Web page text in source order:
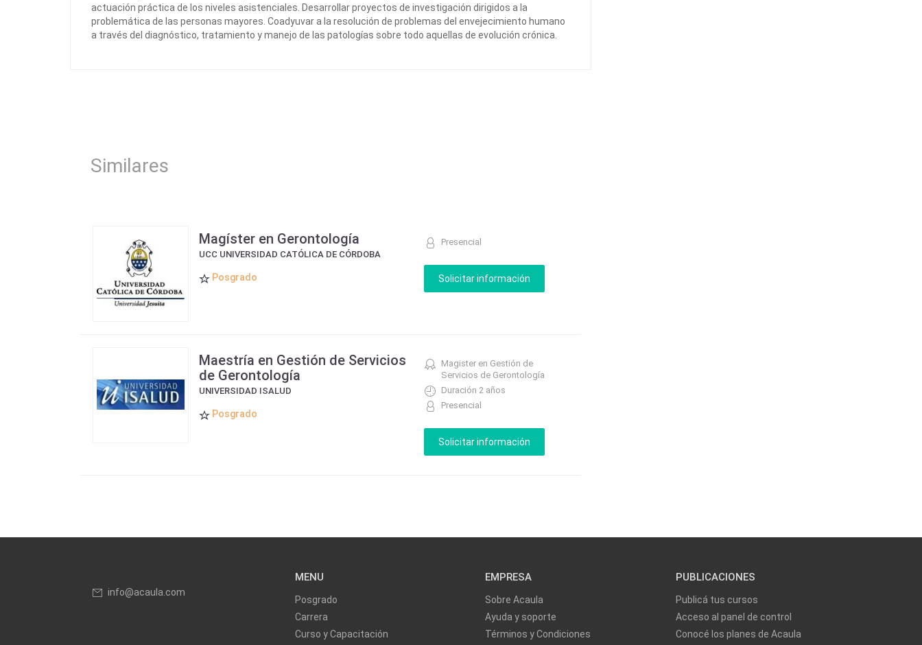
actuación práctica de los niveles asistenciales. Desarrollar proyectos de investigación dirigidos a la
problemática de las personas mayores. Coadyuvar a la resolución de problemas del envejecimiento humano
a través del diagnóstico, tratamiento y manejo de las patologías sobre todo aquellas de evolución crónica.
Similares
Magíster en Gerontología
UCC UNIVERSIDAD CATÓLICA DE CÓRDOBA
Posgrado
Presencial
Maestría en Gestión de Servicios
de Gerontología
UNIVERSIDAD ISALUD
Posgrado
Magister en Gestión de
Servicios de Gerontología
Duración 2 años
Presencial
info@acaula.com
MENU
Posgrado
Carrera
Curso y Capacitación
EMPRESA
Sobre Acaula
Ayuda y soporte
Términos y Condiciones
PUBLICACIONES
Publicá tus cursos
Acceso al panel de control
Conocé los planes de Acaula